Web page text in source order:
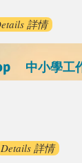
詳情
中小學工
Details 詳情